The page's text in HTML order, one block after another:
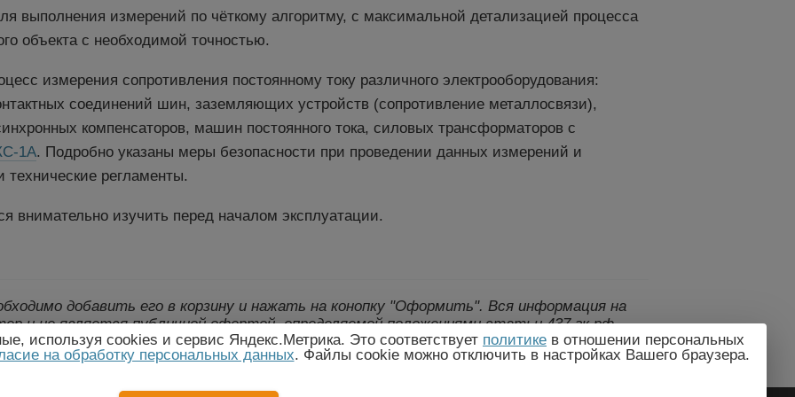
выполнения измерений по чёткому алгоритму, с максимальной детализацией процесса
объекта с необходимой точностью.
измерения сопротивления постоянному току различного электрооборудования:
соединений шин, заземляющих устройств (сопротивление металлосвязи),
компенсаторов, машин постоянного тока, силовых трансформаторов с
1А. Подробно указаны меры безопасности при проведении данных измерений и
регламенты.
внимательно изучить перед началом эксплуатации.
добавить его в корзину и нажать на конопку "Оформить". Вся информация на
и не является публичной офертой, определяемой положениями статьи 437 гк рф.,
поставки товара могут быть изменены производителем без предварительного
используя cookies и сервис Яндекс.Метрика. Это соответствует политике в отношении персональных
на обработку персональных данных. Файлы cookie можно отключить в настройках Вашего браузера.